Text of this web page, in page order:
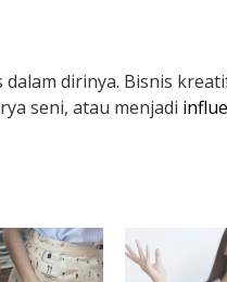
dirinya. Bisnis
seni, atau menjadi